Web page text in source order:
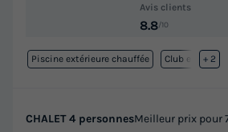
Avis clients
8.8/10
Piscine extérieure chauffée Club enfant
+ 2
CHALET 4 personnesMeilleur prix pour